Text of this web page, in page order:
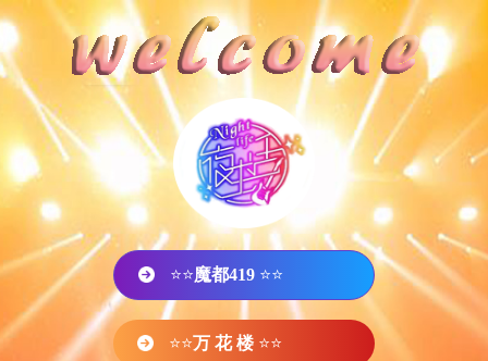
⭐⭐魔都419 ⭐⭐
⭐⭐万 花 楼 ⭐⭐